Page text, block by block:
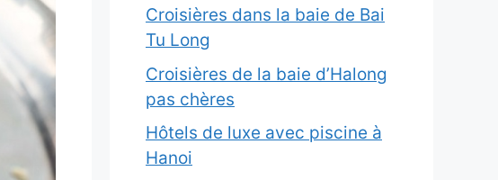
Croisières dans la baie de Bai
Tu Long
Croisières de la baie d’Halong
pas chères
Hôtels de luxe avec piscine à
Hanoi